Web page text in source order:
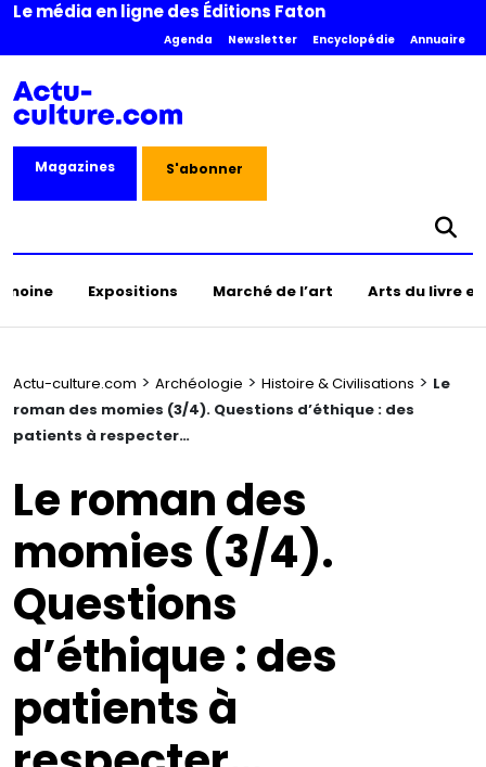
Le média en ligne des Éditions Faton
Agenda Newsletter Encyclopédie Annuaire
Magazines S'abonner
Expositions Marché de l’art Arts du livre
Actu-culture.com > Archéologie > Histoire & Civilisations > Le
roman des momies (3/4). Questions d’éthique : des
patients à respecter…
Le roman des
momies (3/4).
Questions
d’éthique : des
patients à